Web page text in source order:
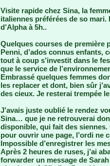
Visite rapide chez Sina, la
italiennes préférées de so
d’Alpha à 5h..
Quelques courses de première
Penni, d’ados connus enfants,
tout à coup s’investit dans le
que le service de
Embrassé quelques femmes
les replacer et dont, bien sûr
des cieux. Je resterai trempée
J’avais juste oublié le rendez
Sina… que je ne retrouverai
disponible, qui fait des siennes.
pour ouvrir une page, l’ordi ne
Impossible d’enregistrer les
Après 2 heures de ruses, j’ai
forwarder un message de